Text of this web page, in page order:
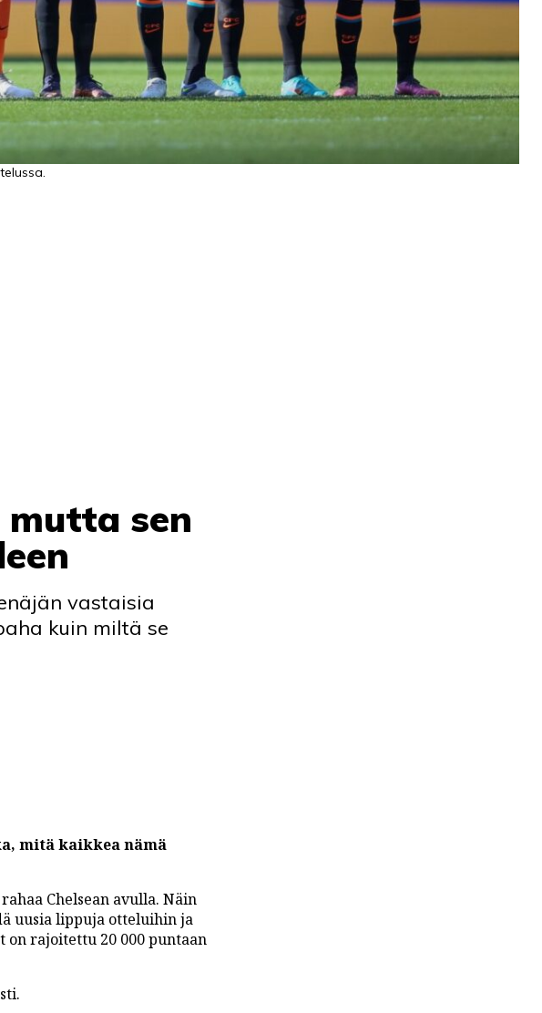
sen
vastaisia
kuin miltä se
mitä kaikkea nämä
Chelsean avulla. Näin
uusia lippuja otteluihin ja
on rajoitettu 20 000 puntaan